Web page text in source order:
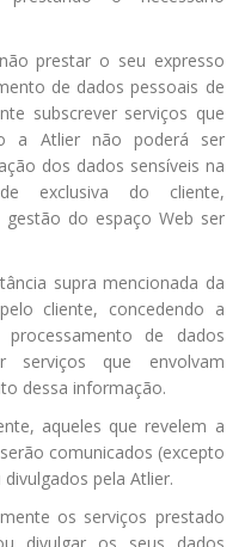
prestar o seu expresso
de dados pessoais de
subscrever serviços que
a Atlier não poderá ser
dos dados sensíveis na
exclusiva do cliente,
do espaço Web ser
supra mencionada da
cliente, concedendo a
de dados
serviços que envolvam
dessa informação.
aqueles que revelem a
comunicados (excepto
pela Atlier.
os serviços prestado